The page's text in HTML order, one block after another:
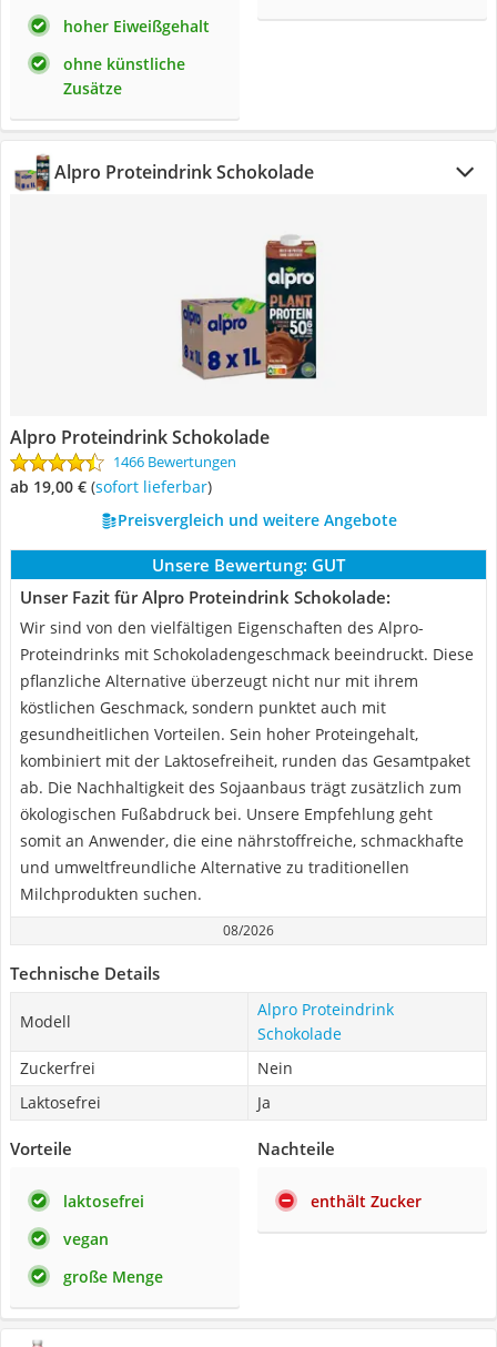
hoher Eiweißgehalt
ohne künstliche
Zusätze
Alpro Proteindrink Schokolade
Alpro Proteindrink Schokolade
1466 Bewertungen
ab 19,00 € ( Sofort lieferbar)
Preisvergleich und weitere Angebote
Unsere Bewertung: GUT
Unser Fazit für Alpro Proteindrink Schokolade:
Wir sind von den vielfältigen Eigenschaften des Alpro-
Proteindrinks mit Schokoladengeschmack beeindruckt. Diese
pflanzliche Alternative überzeugt nicht nur mit ihrem
köstlichen Geschmack, sondern punktet auch mit
gesundheitlichen Vorteilen. Sein hoher Proteingehalt,
kombiniert mit der Laktosefreiheit, runden das Gesamtpaket
ab. Die Nachhaltigkeit des Sojaanbaus trägt zusätzlich zum
ökologischen Fußabdruck bei. Unsere Empfehlung geht
somit an Anwender, die eine nährstoffreiche, schmackhafte
und umweltfreundliche Alternative zu traditionellen
Milchprodukten suchen.
08/2026
Technische Details
Modell
Alpro Proteindrink
Schokolade
Zuckerfrei
Nein
Laktosefrei
Ja
Vorteile
laktosefrei
vegan
große Menge
Nachteile
enthält Zucker